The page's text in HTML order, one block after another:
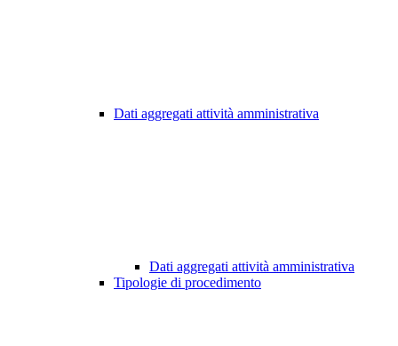
Dati aggregati attività amministrativa
Dati aggregati attività amministrativa
Tipologie di procedimento